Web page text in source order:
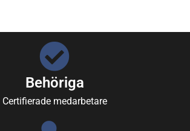
Behöriga
Certifierade medarbetare